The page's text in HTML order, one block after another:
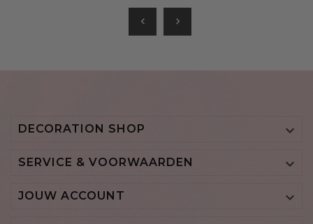
chevron_left chevron_right
DECORATION SHOP 
SERVICE & VOORWAARDEN 
JOUW ACCOUNT 